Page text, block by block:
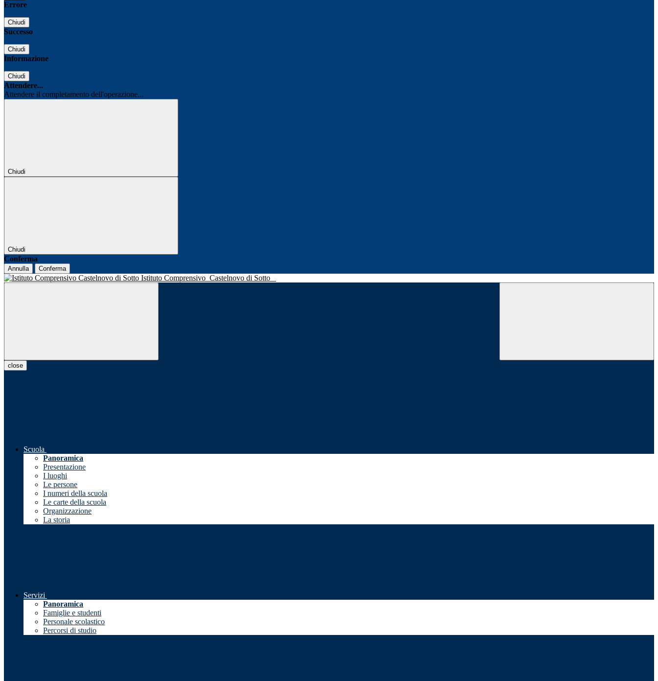
Errore
Chiudi
Successo
Chiudi
Informazione
Chiudi
Attendere...
Attendere il completamento dell'operazione...
Chiudi
Chiudi
Conferma
Annulla Conferma
Istituto Comprensivo Castelnovo di Sotto
close
Scuola
Panoramica
Presentazione
I luoghi
Le persone
I numeri della scuola
Le carte della scuola
Organizzazione
La storia
Servizi
Panoramica
Famiglie e studenti
Personale scolastico
Percorsi di studio